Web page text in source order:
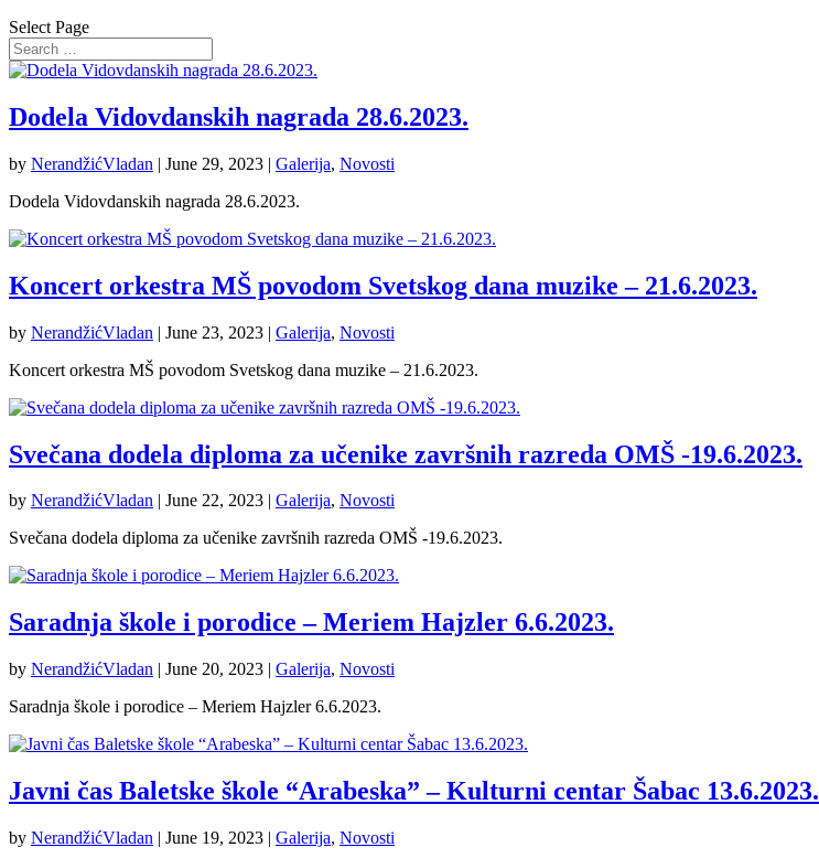
Select Page
Dodela Vidovdanskih nagrada 28.6.2023.
by NerandžićVladan | June 29, 2023 | Galerija, Novosti
Dodela Vidovdanskih nagrada 28.6.2023.
Koncert orkestra MŠ povodom Svetskog dana muzike – 21.6.2023.
by NerandžićVladan | June 23, 2023 | Galerija, Novosti
Koncert orkestra MŠ povodom Svetskog dana muzike – 21.6.2023.
Svečana dodela diploma za učenike završnih razreda OMŠ -19.6.2023.
by NerandžićVladan | June 22, 2023 | Galerija, Novosti
Svečana dodela diploma za učenike završnih razreda OMŠ -19.6.2023.
Saradnja škole i porodice – Meriem Hajzler 6.6.2023.
by NerandžićVladan | June 20, 2023 | Galerija, Novosti
Saradnja škole i porodice – Meriem Hajzler 6.6.2023.
Javni čas Baletske škole “Arabeska” – Kulturni centar Šabac 13.6.2023.
by NerandžićVladan | June 19, 2023 | Galerija, Novosti